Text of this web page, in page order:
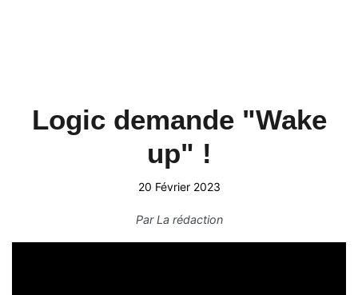
Logic demande "Wake
up" !
20 Février 2023
ParLa rédaction